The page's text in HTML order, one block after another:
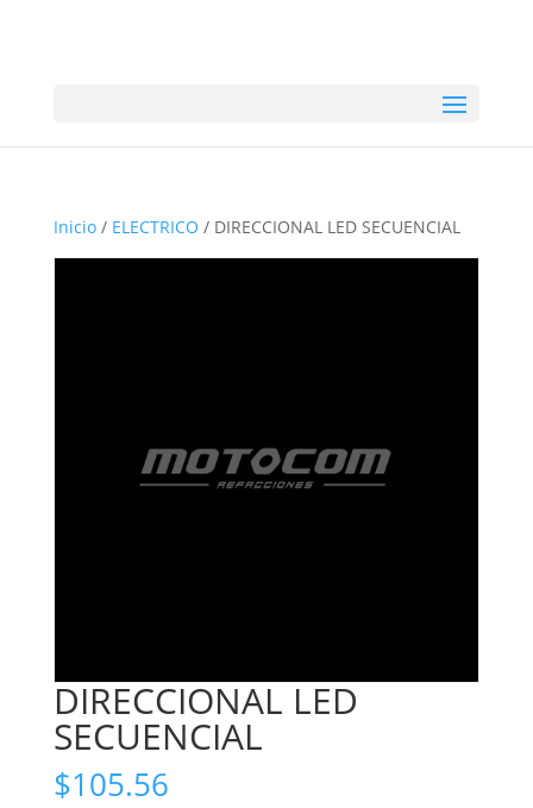
Inicio/ ELECTRICO / DIRECCIONAL LED SECUENCIAL
DIRECCIONAL LED
SECUENCIAL
$105.56